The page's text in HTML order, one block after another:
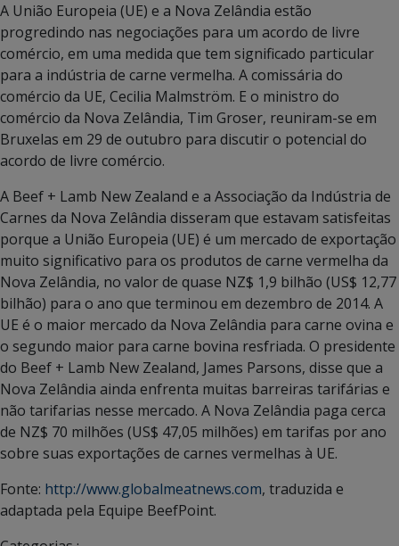
A União Europeia (UE) e a Nova Zelândia estão
progredindo nas negociações para um acordo de livre
comércio, em uma medida que tem significado particular
para a indústria de carne vermelha. A comissária do
comércio da UE, Cecilia Malmström. E o ministro do
comércio da Nova Zelândia, Tim Groser, reuniram-se em
Bruxelas em 29 de outubro para discutir o potencial do
acordo de livre comércio.
A Beef + Lamb New Zealand e a Associação da Indústria de
Carnes da Nova Zelândia disseram que estavam satisfeitas
porque a União Europeia (UE) é um mercado de exportação
muito significativo para os produtos de carne vermelha da
Nova Zelândia, no valor de quase NZ$ 1,9 bilhão (US$ 12,77
bilhão) para o ano que terminou em dezembro de 2014. A
UE é o maior mercado da Nova Zelândia para carne ovina e
o segundo maior para carne bovina resfriada. O presidente
do Beef + Lamb New Zealand, James Parsons, disse que a
Nova Zelândia ainda enfrenta muitas barreiras tarifárias e
não tarifarias nesse mercado. A Nova Zelândia paga cerca
de NZ$ 70 milhões (US$ 47,05 milhões) em tarifas por ano
sobre suas exportações de carnes vermelhas à UE.
Fonte: http://www.globalmeatnews.com, traduzida e
adaptada pela Equipe BeefPoint.